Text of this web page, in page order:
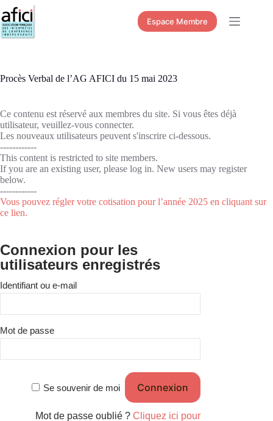
Passer
au
contenu
Espace Membre
Procès Verbal de l’AG AFICI du 15 mai 2023
Ce contenu est réservé aux membres du site. Si vous êtes déjà
utilisateur, veuillez-vous connecter.
Les nouveaux utilisateurs peuvent s'inscrire ci-dessous.
------------
This content is restricted to site members.
If you are an existing user, please log in. New users may register
below.
------------
Vous pouvez régler votre cotisation pour l’année 2025 en cliquant sur
ce lien.
Connexion pour les
utilisateurs enregistrés
Identifiant ou e-mail
Mot de passe
Se souvenir de moi
Mot de passe oublié ?Cliquez ici pour